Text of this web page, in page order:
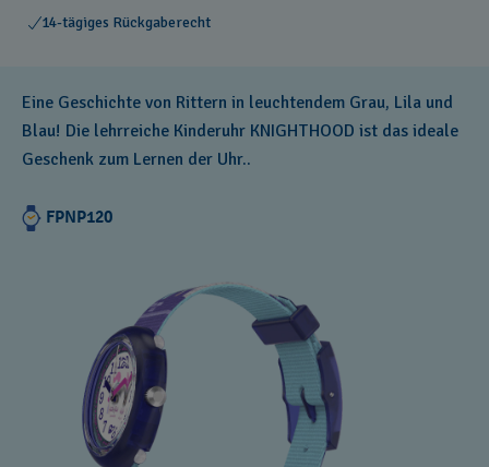
14-tägiges Rückgaberecht
Eine Geschichte von Rittern in leuchtendem Grau, Lila und
Blau! Die lehrreiche Kinderuhr KNIGHTHOOD ist das ideale
Geschenk zum Lernen der Uhr..
FPNP120